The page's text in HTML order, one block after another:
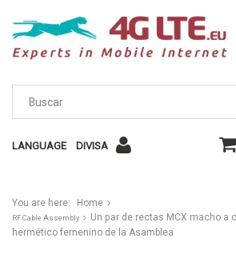
LANGUAGE DIVISA
You are here: Home
RF Cable Assembly
Un par de rectas MCX macho a
hermético femenino de la Asamblea